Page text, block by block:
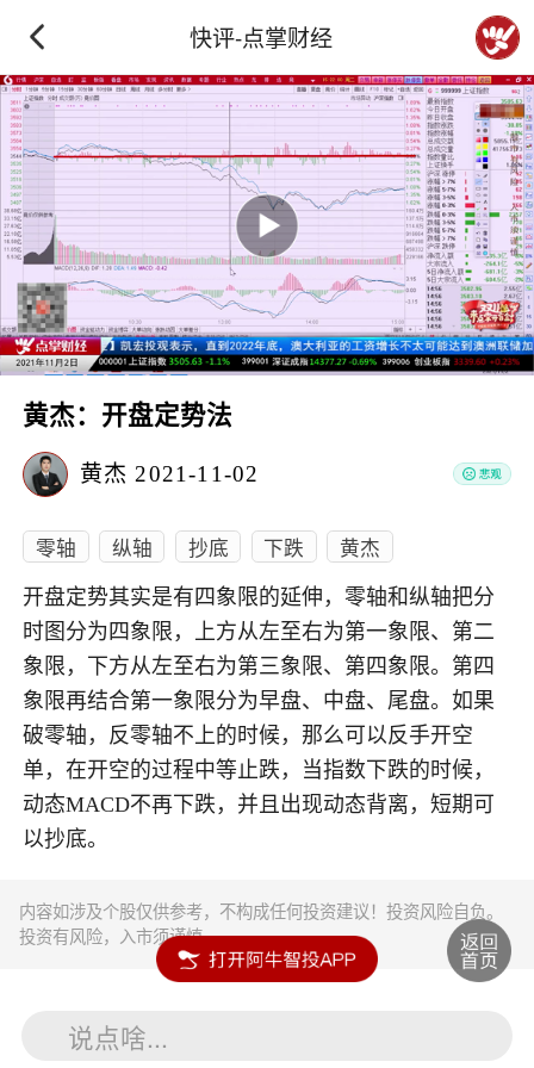
快评-点掌财经
黄杰：开盘定势法
黄杰 2021-11-02
零轴 纵轴 抄底 下跌 黄杰
开盘定势其实是有四象限的延伸，零轴和纵轴把分
时图分为四象限，上方从左至右为第一象限、第二
象限，下方从左至右为第三象限、第四象限。第四
象限再结合第一象限分为早盘、中盘、尾盘。如果
破零轴，反零轴不上的时候，那么可以反手开空
单，在开空的过程中等止跌，当指数下跌的时候，
动态MACD不再下跌，并且出现动态背离，短期可
以抄底。
内容如涉及个股仅供参考，不构成任何投资建议！投资风险自负。
投资有风险，入市须谨慎。
说点啥...